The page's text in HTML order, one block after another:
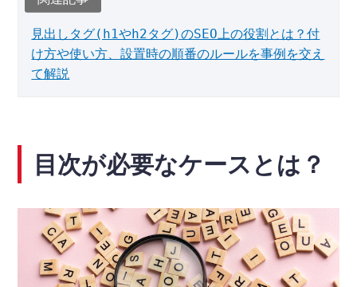
見出しタグ(h1やh2タグ)のSEO上の役割とは？付
け方や使い方、設置時の順番のルールを事例を交え
て解説
目次が必要なケースとは？